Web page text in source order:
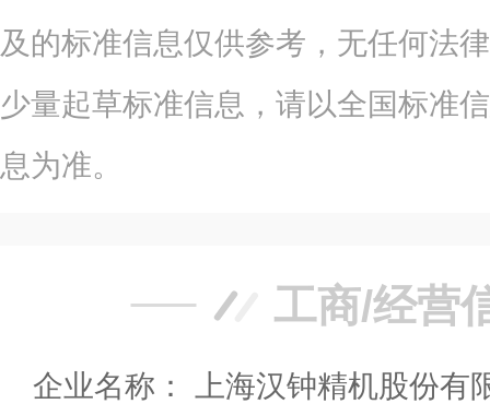
及的标准信息仅供参考，无任何法
少量起草标准信息，请以全国标准
息为准。
工商/经营
企业名称： 上海汉钟精机股份有